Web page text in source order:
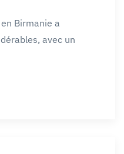
Birmanie a
avec un